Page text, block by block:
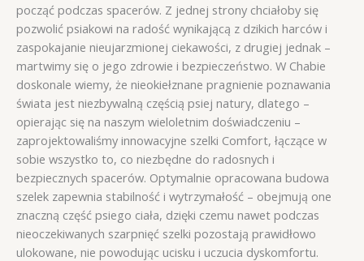
począć podczas spacerów. Z jednej strony chciałoby się
pozwolić psiakowi na radość wynikającą z dzikich harców i
zaspokajanie nieujarzmionej ciekawości, z drugiej jednak –
martwimy się o jego zdrowie i bezpieczeństwo. W Chabie
doskonale wiemy, że nieokiełznane pragnienie poznawania
świata jest niezbywalną częścią psiej natury, dlatego –
opierając się na naszym wieloletnim doświadczeniu –
zaprojektowaliśmy innowacyjne szelki Comfort, łączące w
sobie wszystko to, co niezbędne do radosnych i
bezpiecznych spacerów. Optymalnie opracowana budowa
szelek zapewnia stabilność i wytrzymałość – obejmują one
znaczną część psiego ciała, dzięki czemu nawet podczas
nieoczekiwanych szarpnięć szelki pozostają prawidłowo
ulokowane, nie powodując ucisku i uczucia dyskomfortu.